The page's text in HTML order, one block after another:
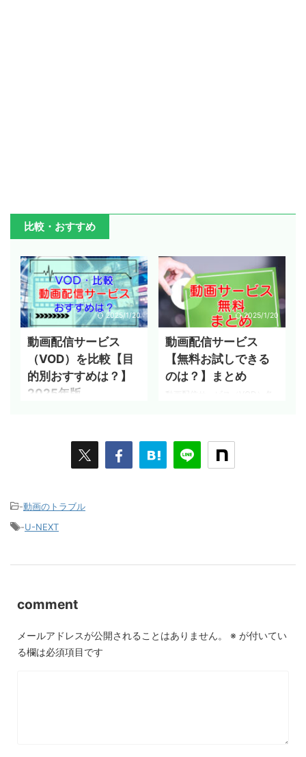
比較・おすすめ
2025/1/20
動画配信サービス
（VOD）を比較【目
的別おすすめは？】
2025年版
（VOD）10社以上で実際に契
約してみて、目的別、特徴別
最新作を見たい コストをかけ
画も読みたいetc etc、 自分に
ひ、参考にしてみてくださ
（VOD）とは？ どんなサービ
（VOD）とは、動画を見た ...
2025/1/20
動画配信サービス
【無料お試しできる
のは？】まとめ
画配信サービス各社の動画配
信方法は、主に3つのタイプに
...
-動画のトラブル
-U-NEXT
comment
メールアドレスが公開されることはありません。 ※ が付いてい
る欄は必須項目です